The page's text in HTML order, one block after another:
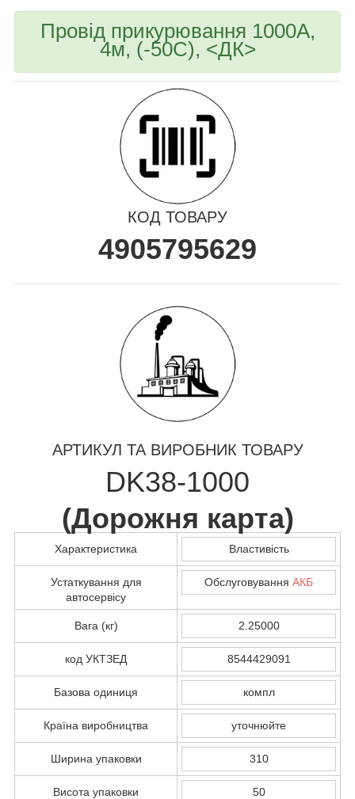
Провід прикурювання 1000А,
4м, (-50С), <ДК>
КОД ТОВАРУ
4905795629
АРТИКУЛ ТА ВИРОБНИК ТОВАРУ
DK38-1000
(Дорожня карта)
Характеристика Властивість
Устаткування для
автосервісу
Обслуговування АКБ
Вага (кг) 2.25000
код УКТЗЕД 8544429091
Базова одиниця компл
Країна виробництва уточнюйте
Ширина упаковки 310
Висота упаковки 50